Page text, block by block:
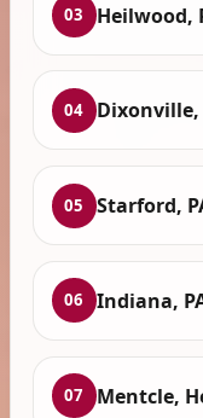
03 Heilwood,
04 Dixonville,
05 Starford,
06 Indiana,
07 Mentcle,